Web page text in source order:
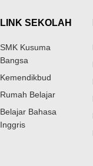
LINK SEKOLAH
SMK Kusuma
Bangsa
Kemendikbud
Rumah Belajar
Belajar Bahasa
Inggris